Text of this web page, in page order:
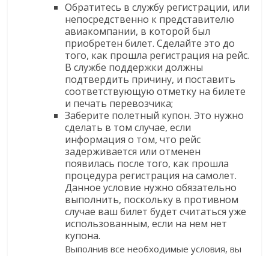
Обратитесь в службу регистрации, или
непосредственно к представителю
авиакомпании, в которой был
приобретен билет. Сделайте это до
того, как прошла регистрация на рейс.
В службе поддержки должны
подтвердить причину, и поставить
соответствующую отметку на билете
и печать перевозчика;
Заберите полетный купон. Это нужно
сделать в том случае, если
информация о том, что рейс
задерживается или отменен
появилась после того, как прошла
процедура регистрация на самолет.
Данное условие нужно обязательно
выполнить, поскольку в противном
случае ваш билет будет считаться уже
использованным, если на нем нет
купона.
Выполнив все необходимые условия, вы